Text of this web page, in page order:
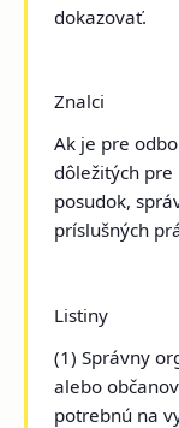
dokazovať.
Znalci
Ak je pre
dôležitých
posudok,
príslušných
Listiny
(1) Správny
alebo
potrebnú na